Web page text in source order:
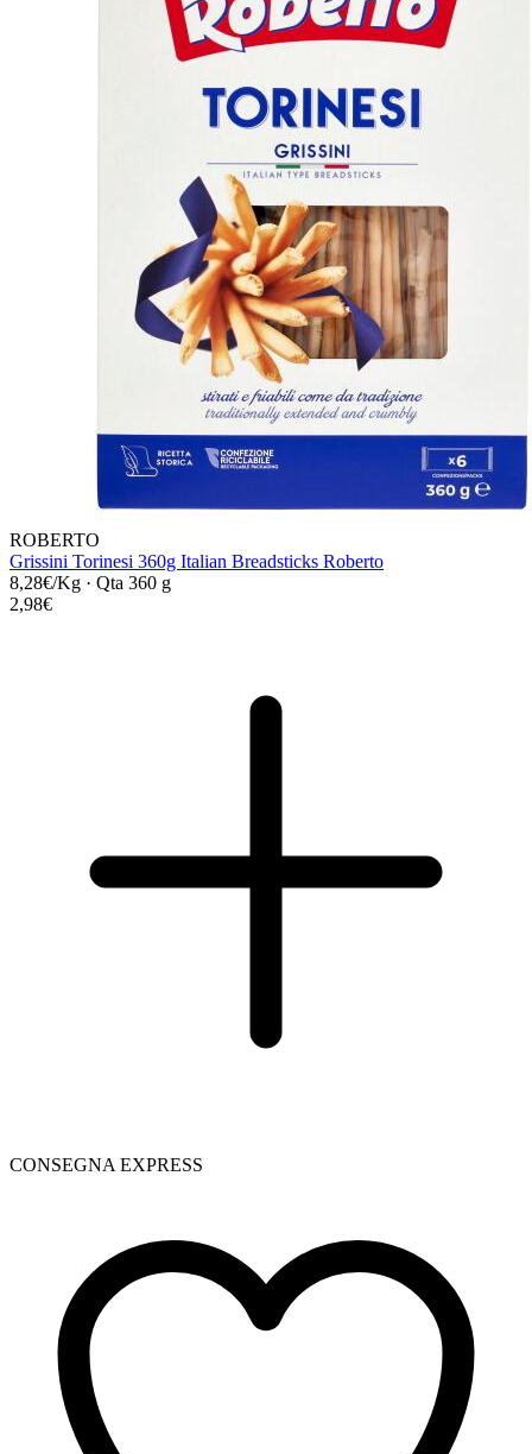
ROBERTO
Grissini Torinesi 360g Italian Breadsticks Roberto
8,28€/Kg · Qta 360 g
2,98€
CONSEGNA EXPRESS